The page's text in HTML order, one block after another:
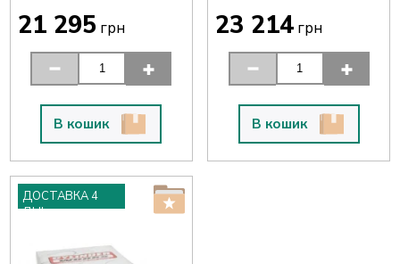
21 295 грн
В кошик
23 214 грн
В кошик
ДОСТАВКА 4
ДНІ